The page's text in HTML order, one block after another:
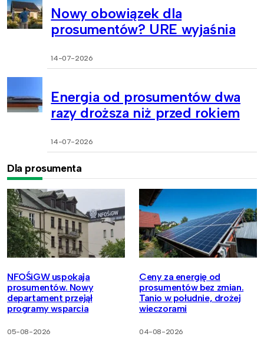
Nowy obowiązek dla
prosumentów? URE wyjaśnia
14-07-2026
Energia od prosumentów dwa
razy droższa niż przed rokiem
14-07-2026
Dla prosumenta
NFOŚiGW uspokaja
prosumentów. Nowy
departament przejął
programy wsparcia
05-08-2026
Ceny za energię od
prosumentów bez zmian.
Tanio w południe, drożej
wieczorami
04-08-2026